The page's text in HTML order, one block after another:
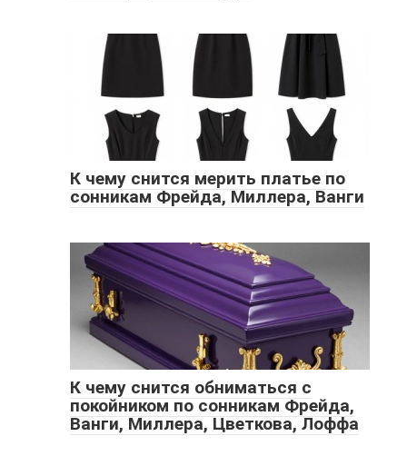
К чему снится мерить платье по
сонникам Фрейда, Миллера, Ванги
К чему снится обниматься с
покойником по сонникам Фрейда,
Ванги, Миллера, Цветкова, Лоффа